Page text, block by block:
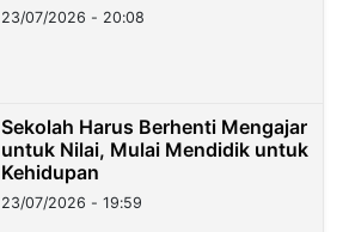
23/07/2026 - 20:08
Sekolah Harus Berhenti Mengajar
untuk Nilai, Mulai Mendidik untuk
Kehidupan
23/07/2026 - 19:59